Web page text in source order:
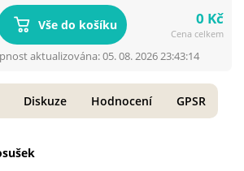
Vše do košíku 0 Kč
Cena celkem
aktualizována: 05. 08. 2026 23:43:14
Diskuze Hodnocení GPSR